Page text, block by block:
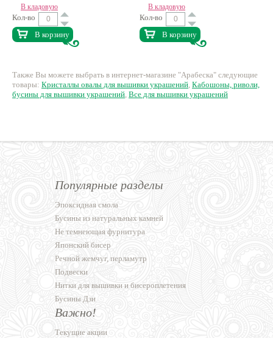
В кладовую
Кол-во
В корзину
В кладовую
Кол-во
В корзину
Также Вы можете выбрать в интернет-магазине "Арабеска" следующие
товары: Кристаллы овалы для вышивки украшений, Кабошоны, риволи,
бусины для вышивки украшений, Все для вышивки украшений
Популярные разделы
Эпоксидная смола
Бусины из натуральных камней
Не темнеющая фурнитура
Японский бисер
Речной жемчуг, перламутр
Подвески
Нитки для вышивки и бисероплетения
Бусины Дзи
Важно!
Текущие акции